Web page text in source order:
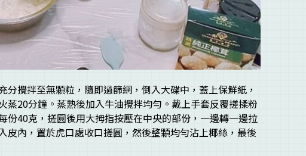
分攪拌至無顆粒，隨即過篩網，倒入大碟中，蓋上保鮮紙，
蒸20分鐘。蒸熟後加入牛油攪拌均勻。戴上手套反覆搓揉粉
份40克，搓圓後用大拇指按壓在中央的部份，一邊轉一邊拉
皮內，置於虎口處收口搓圓，然後整顆均勻沾上椰絲，最後